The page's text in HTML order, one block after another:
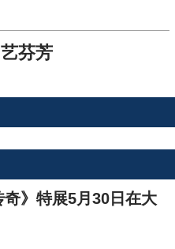
芬芳
奇》特展5月30日在大